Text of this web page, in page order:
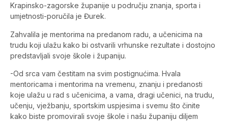
Krapinsko-zagorske županije u području znanja, sporta i
umjetnosti-poručila je Đurek.
Zahvalila je mentorima na predanom radu, a učenicima na
trudu koji ulažu kako bi ostvarili vrhunske rezultate i dostojno
predstavljali svoje škole i županiju.
-Od srca vam čestitam na svim postignućima. Hvala
mentoricama i mentorima na vremenu, znanju i predanosti
koje ulažu u rad s učenicima, a vama, dragi učenici, na trudu,
učenju, vježbanju, sportskim uspjesima i svemu što činite
kako biste promovirali svoje škole i našu županiju diljem